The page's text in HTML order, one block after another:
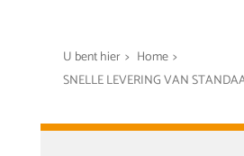
U bent hier > Home >
SNELLE LEVERING VAN